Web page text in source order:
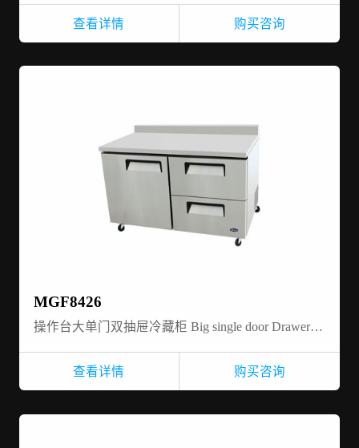
查看详情 购买咨询
MGF8426
操作台大单门双抽屉冷藏柜 Big single door Drawer-work top-refrigerator
查看详情 购买咨询